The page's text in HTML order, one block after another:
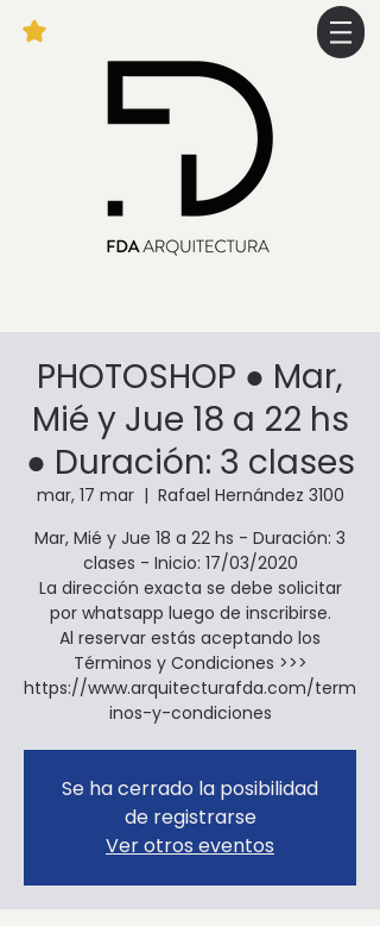
PHOTOSHOP ● Mar,
Mié y Jue 18 a 22 hs
● Duración: 3 clases
mar, 17 mar
  |
Rafael Hernández 3100
Mar, Mié y Jue 18 a 22 hs - Duración: 3
clases - Inicio: 17/03/2020
La dirección exacta se debe solicitar
por whatsapp luego de inscribirse.
Al reservar estás aceptando los
Términos y Condiciones >>>
https://www.arquitecturafda.com/term
inos-y-condiciones
Se ha cerrado la posibilidad
de registrarse
Ver otros eventos